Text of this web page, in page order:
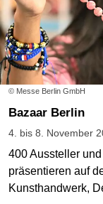
© Messe Berlin GmbH
Bazaar Berlin
4. bis 8. November
400 Aussteller
präsentieren auf
Kunsthandwerk,